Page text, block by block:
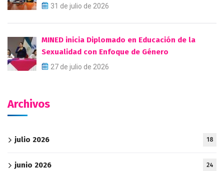
31 de julio de 2026
MINED inicia Diplomado en Educación de la
Sexualidad con Enfoque de Género
27 de julio de 2026
Archivos
julio 2026 18
junio 2026 24